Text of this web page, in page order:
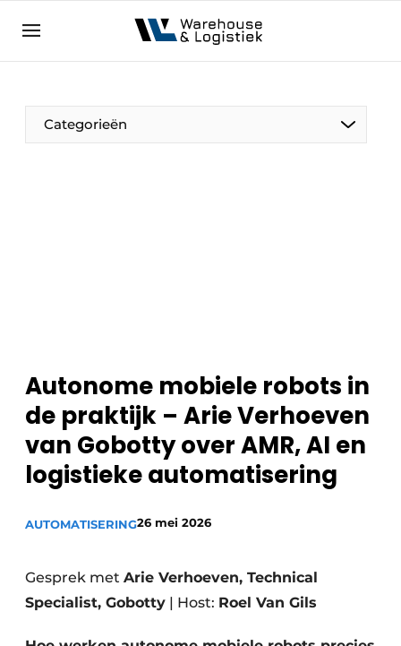
NL EN
Categorieën
Autonome mobiele robots in
de praktijk – Arie Verhoeven
van Gobotty over AMR, AI en
logistieke automatisering
AUTOMATISERING26 mei 2026
Gesprek met Arie Verhoeven, Technical
Specialist, Gobotty | Host: Roel Van Gils